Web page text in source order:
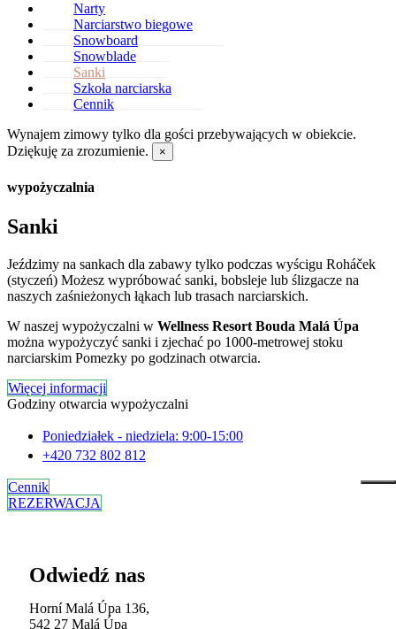
Narty
Narciarstwo biegowe
Snowboard
Snowblade
Sanki
Szkoła narciarska
Cennik
Wynajem zimowy tylko dla gości przebywających w obiekcie.
Dziękuję za zrozumienie.
×
wypożyczalnia
Sanki
Jeździmy na sankach dla zabawy tylko podczas wyścigu Roháček
(styczeń) Możesz wypróbować sanki, bobsleje lub ślizgacze na
naszych zaśnieżonych łąkach lub trasach narciarskich.
W naszej wypożyczalni w Wellness Resort Bouda Malá Úpa
można wypożyczyć sanki i zjechać po 1000-metrowej stoku
narciarskim Pomezky po godzinach otwarcia.
Więcej informacji
Godziny otwarcia wypożyczalni
Poniedziałek - niedziela: 9:00-15:00
+420 732 802 812
Cennik
REZERWACJA
Odwiedź nas
Horní Malá Úpa 136,
542 27 Malá Úpa